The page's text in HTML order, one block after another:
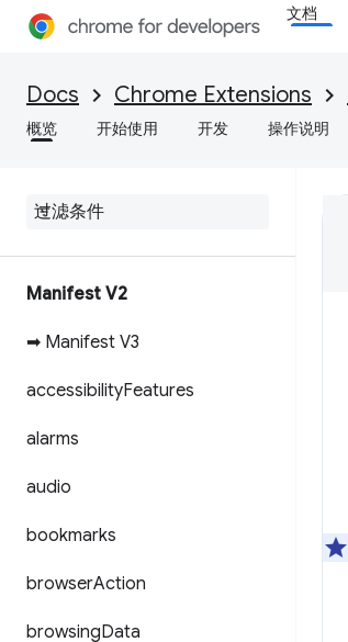
文档
Docs Chrome Extensions
概览 开始使用 开发 操作说明
Manifest V2
➡ Manifest V3
accessibilityFeatures
alarms
audio
bookmarks
browserAction
browsingData